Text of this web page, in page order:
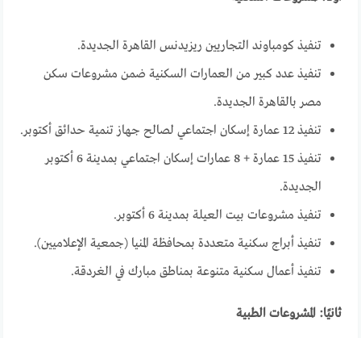
تنفيذ كومباوند التجاريين ريزيدنس القاهرة الجديدة.
تنفيذ عدد كبير من العمارات السكنية ضمن مشروعات سكن
مصر بالقاهرة الجديدة.
تنفيذ 12 عمارة إسكان اجتماعي لصالح جهاز تنمية حدائق أكتوبر.
تنفيذ 15 عمارة + 8 عمارات إسكان اجتماعي بمدينة 6 أكتوبر
الجديدة.
تنفيذ مشروعات بيت العيلة بمدينة 6 أكتوبر.
تنفيذ أبراج سكنية متعددة بمحافظة المنيا (جمعية الإعلاميين).
تنفيذ أعمال سكنية متنوعة بمناطق مبارك في الغردقة.
ثانيًا: المشروعات الطبية